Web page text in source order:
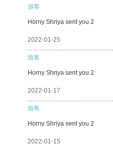
游客
Horny Shriya sent you 2
2022-01-25
游客
Horny Shriya sent you 2
2022-01-17
游客
Horny Shriya sent you 2
2022-01-15